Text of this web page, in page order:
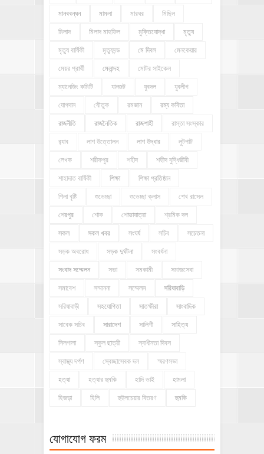
মানববন্ধন মামলা মারধর মিছিল
মিলাদ মিলাদ মাহফিল মুক্তিযোদ্ধা মৃত্যু
মৃত্যু বার্ষিকী মৃত্যুদন্ড মে দিবস মেনকেয়ার
মেয়র প্রার্থী মেলান্দহ মোটর সাইকেল
ম্যানেজিং কমিটি যানজট যুবদল যুবলীগ
যোগদান যৌতুক রমজান রম্য কবিতা
রাজনীতি রাজনৈতিক রাজশাহী রাস্তা সংস্কার
র‍্যাব লাশ উত্তোলন লাশ উদ্ধার লুটপাট
লেখক শরীফপুর শহীদ শহীদ বুদ্ধিজীবী
শাহাদাত বার্ষিকী শিক্ষা শিক্ষা প্রতিষ্ঠান
শিলা বৃষ্টি শুভেচ্ছা শুভেচ্ছা ক্লাস শেখ রাসেল
শেরপুর শোক শোভাযাত্রা শ্রমিক দল
সকল সকল খবর সংঘর্ষ সচিব সচেতনা
সড়ক অবরোধ সড়ক দুর্ঘটনা সংবর্ধনা
সংবাদ সম্মেলন সভা সমকামী সমাজসেবা
সমাবেশ সম্মাননা সম্মেলন সরিষাবাড়ি
সরিষাবাড়ী সহযোগিতা সাতক্ষীরা সাংবাদিক
সাবেক সচিব সারাদেশ সালিশী সাহিত্য
সিলগালা স্কুল ছাত্রী স্বাধীনতা দিবস
স্বাস্থ্য দর্পণ স্বেচ্ছাসেবক দল স্মরণসভা
হত্যা হত্যার হুমকি হাদি ভাই হামলা
হিজড়া হিলি হুইলচেয়ার বিতরণ হুমকি
যোগাযোগ ফরম